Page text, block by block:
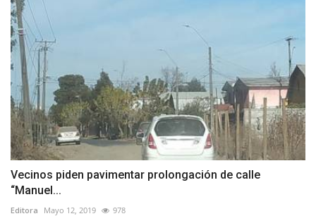
Vecinos piden pavimentar prolongación de calle
“Manuel...
Editora Mayo 12, 2019 978